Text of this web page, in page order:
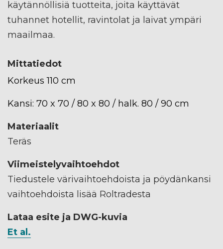
käytännöllisiä tuotteita, joita käyttävät
tuhannet hotellit, ravintolat ja laivat ympäri
maailmaa.
Mittatiedot
Korkeus 110 cm
Kansi: 70 x 70 / 80 x 80 / halk. 80 / 90 cm
Materiaalit
Teräs
Viimeistelyvaihtoehdot
Tiedustele värivaihtoehdoista ja pöydänkansi
vaihtoehdoista lisää Roltradesta
Lataa esite ja DWG-kuvia
Et al.